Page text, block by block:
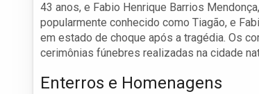
43 anos, e Fabio Henrique Barrios
popularmente conhecido como Tiagão, e
em estado de choque após a tragédia. Os
cerimônias fúnebres realizadas na cidade
Enterros e Homenagens